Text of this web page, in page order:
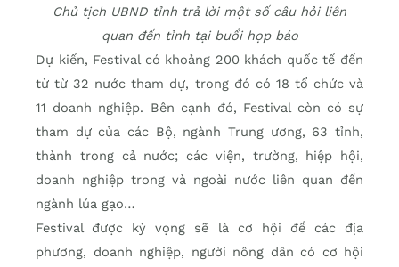
Chủ tịch UBND tỉnh trả lời một số câu hỏi liên
quan đến tỉnh tại buổi họp báo
Dự kiến, Festival có khoảng 200 khách quốc tế đến
từ từ 32 nước tham dự, trong đó có 18 tổ chức và
11 doanh nghiệp. Bên cạnh đó, Festival còn có sự
tham dự của các Bộ, ngành Trung ương, 63 tỉnh,
thành trong cả nước; các viện, trường, hiệp hội,
doanh nghiệp trong và ngoài nước liên quan đến
ngành lúa gạo…
Festival được kỳ vọng sẽ là cơ hội để các địa
phương, doanh nghiệp, người nông dân có cơ hội